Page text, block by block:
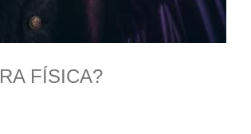
FÍSICA?